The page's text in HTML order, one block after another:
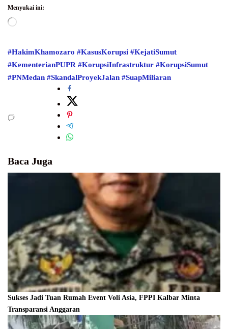
Menyukai ini:
Memuat...
#HakimKhamozaro #KasusKorupsi #KejatiSumut
#KementerianPUPR #KorupsiInfrastruktur #KorupsiSumut
#PNMedan #SkandalProyekJalan #SuapMiliaran
Baca Juga
Sukses Jadi Tuan Rumah Event Voli Asia, FPPI Kalbar Minta
Transparansi Anggaran